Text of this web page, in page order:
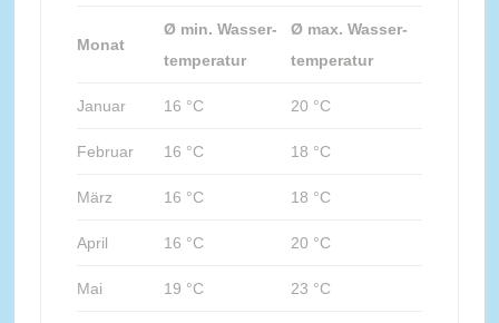
Monat
Ø min. Wasser-
temperatur
Ø max. Wasser-
temperatur
Januar 16 °C 20 °C
Februar 16 °C 18 °C
März 16 °C 18 °C
April 16 °C 20 °C
Mai 19 °C 23 °C